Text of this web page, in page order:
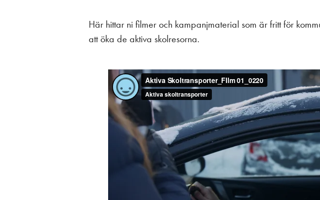
Här hittar ni filmer och kampanjmaterial som är fritt för
att öka de aktiva skolresorna.